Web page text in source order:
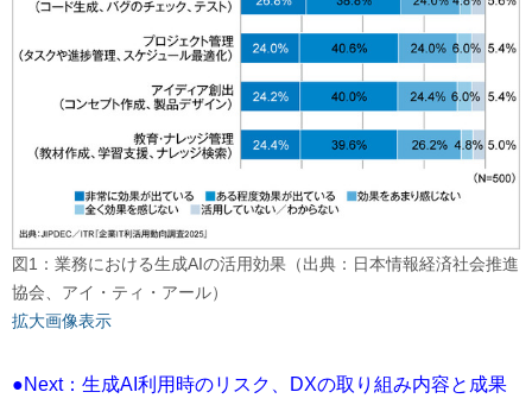
図1：業務における生成AIの活用効果（出典：日本情報経済社会推進
協会、アイ・ティ・アール）
拡大画像表示
●Next：生成AI利用時のリスク、DXの取り組み内容と成果